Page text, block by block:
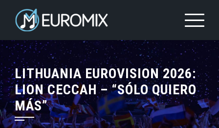
LITHUANIA EUROVISION 2026:
LION CECCAH – “SÓLO QUIERO
MÁS”